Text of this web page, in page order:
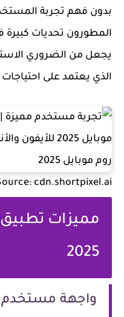
بدون فهم تجربة
المطورون تحديات كبيرة
يجعل من الضروري
الذي يعتمد على
cdn.shortpixel.ai
مميزات تطبيق
2025
واجهة